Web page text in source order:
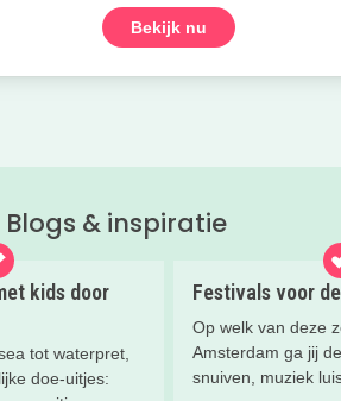
Bekijk nu
Blogs & inspiratie
kids door
tot waterpret,
doe-uitjes:
Festivals voor
Op welk van deze
Amsterdam ga jij
snuiven, muziek